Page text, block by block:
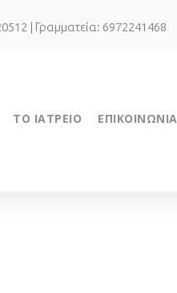
| Γραμματεία: 6972241468
ΤΟ ΙΑΤΡΕΙΟ ΕΠΙΚΟΙΝΩΝΙΑ